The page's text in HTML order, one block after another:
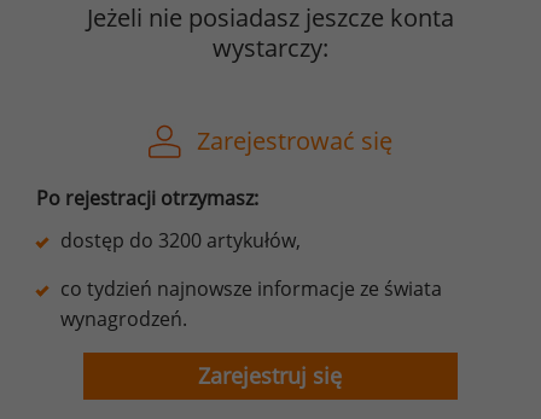
Jeżeli nie posiadasz jeszcze konta
wystarczy:
Zarejestrować się
Po rejestracji otrzymasz:
dostęp do 3200 artykułów,
co tydzień najnowsze informacje ze świata
wynagrodzeń.
Zarejestruj się